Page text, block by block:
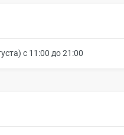
с 11:00 до 21:00